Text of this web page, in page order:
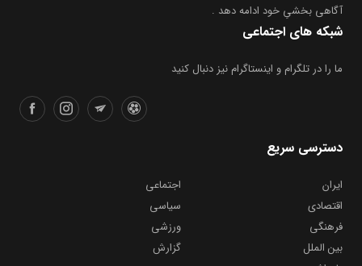
آگاهی بخشیِ خود ادامه دهد .
شبکه های اجتماعی
ما را در تلگرام و اینستاگرام نیز دنبال کنید
دسترسی سریع
ایران
اجتماعی
اقتصادی
سیاسی
فرهنگی
ورزشی
بین الملل
گزارش